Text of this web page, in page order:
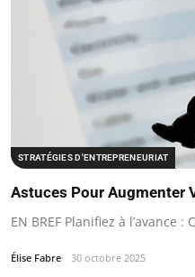
STRATÉGIES D'ENTREPRENEURIAT
Astuces Pour Augmenter
EN BREF Planifiez à
Élise Fabre 30 octobre 2025